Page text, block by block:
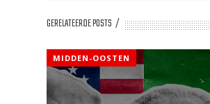
GERELATEERDE POSTS
MIDDEN-OOSTEN